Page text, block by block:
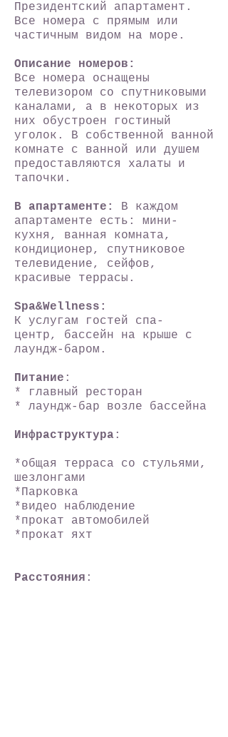
Президентский апартамент.
Все номера с прямым или
частичным видом на море.
Описание номеров:
Все номера оснащены
телевизором со спутниковыми
каналами, а в некоторых из
них обустроен гостиный
уголок. В собственной ванной
комнате с ванной или душем
предоставляются халаты и
тапочки.
В апартаменте:
В каждом
апартаменте есть: мини-
кухня, ванная комната,
кондиционер, спутниковое
телевидение, сейфов,
красивые террасы.
Spa&Wellness:
К услугам гостей спа-
центр, бассейн на крыше с
лаундж-баром.
Питание :
* главный ресторан
* лаундж-бар возле бассейна
Инфраструктура :
*общая терраса со стульями,
шезлонгами
*Парковка
*видео наблюдение
*прокат автомобилей
*прокат яхт
Расстояния :